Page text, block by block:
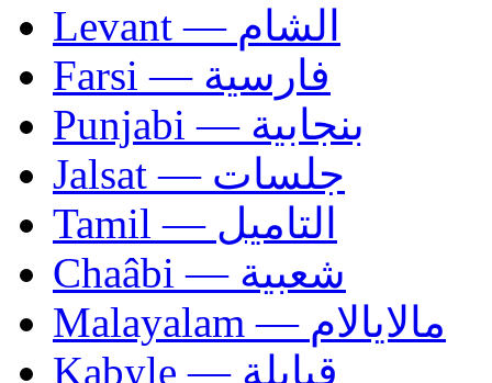
Levant — الشام
Farsi — فارسية
Punjabi — بنجابية
Jalsat — جلسات
Tamil — التاميل
Chaâbi — شعبية
Malayalam — مالايالام
Kabyle — قبايلة